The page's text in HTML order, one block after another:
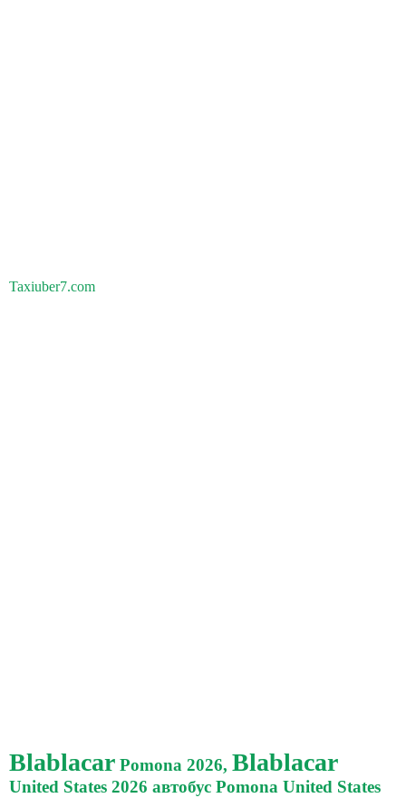
Taxiuber7.com
Blablacar Pomona 2026, Blablacar
United States 2026 автобус Pomona United States